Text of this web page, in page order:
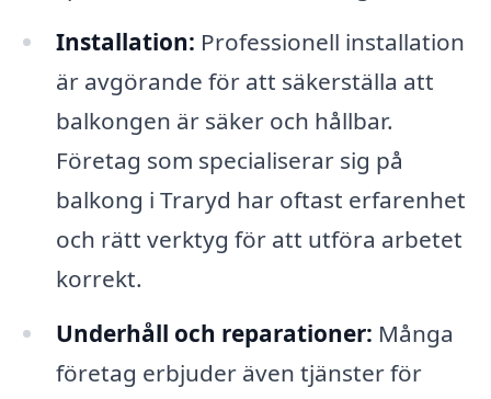
Installation: Professionell installation
är avgörande för att säkerställa att
balkongen är säker och hållbar.
Företag som specialiserar sig på
balkong i Traryd har oftast erfarenhet
och rätt verktyg för att utföra arbetet
korrekt.
Underhåll och reparationer: Många
företag erbjuder även tjänster för